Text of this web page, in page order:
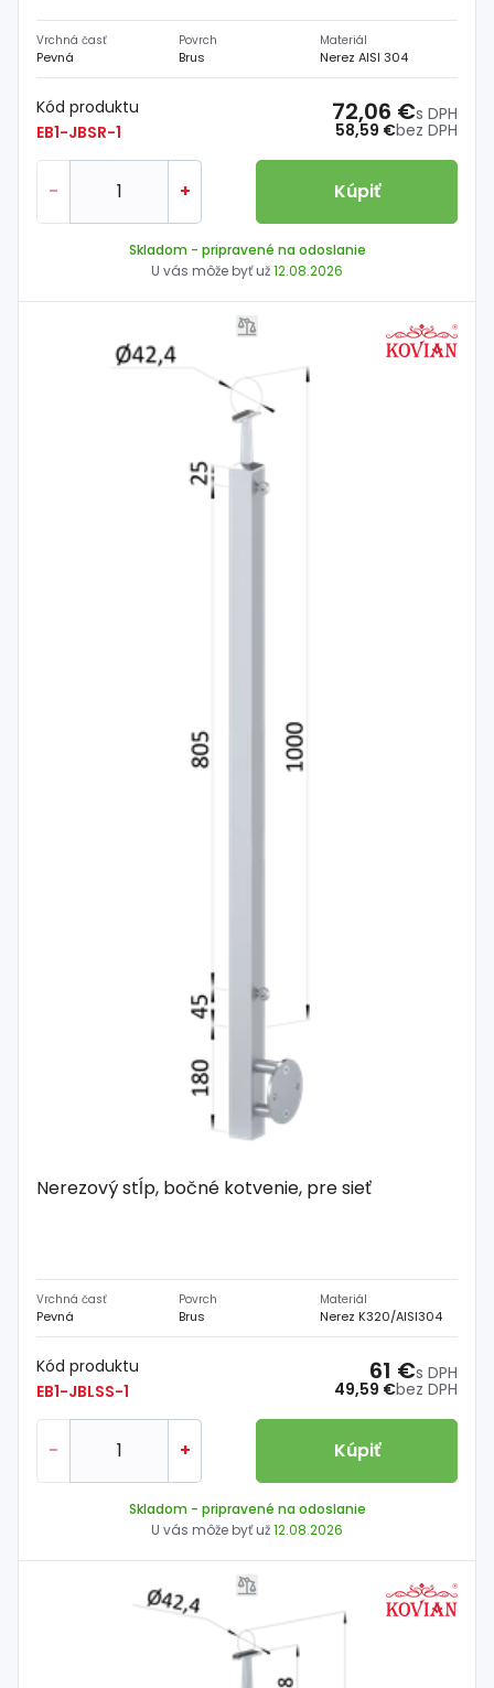
Vrchná časť
Pevná
Povrch
Brus
Materiál
Nerez AISI 304
Kód produktu
EB1-JBSR-1
58,59 €bez DPH
72,06 €s DPH
- + Kúpiť
Skladom - pripravené na odoslanie
U vás môže byť už12.08.2026
Nerezový stĺp, bočné kotvenie, pre sieť
Vrchná časť
Pevná
Povrch
Brus
Materiál
Nerez K320/AISI304
Kód produktu
EB1-JBLSS-1
49,59 €bez DPH
61 €s DPH
- + Kúpiť
Skladom - pripravené na odoslanie
U vás môže byť už12.08.2026